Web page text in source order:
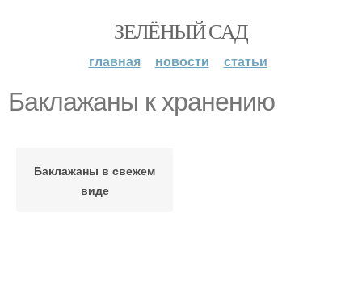
ЗЕЛЁНЫЙ САД
главная новости статьи
Баклажаны к хранению
Баклажаны в свежем
виде